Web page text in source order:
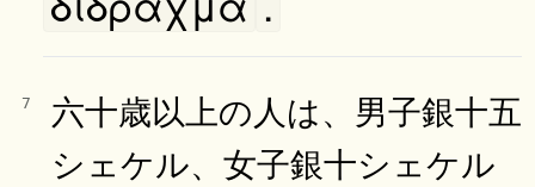
7
六十歳以上の人は、男子銀十五
シェケル、女子銀十シェケル